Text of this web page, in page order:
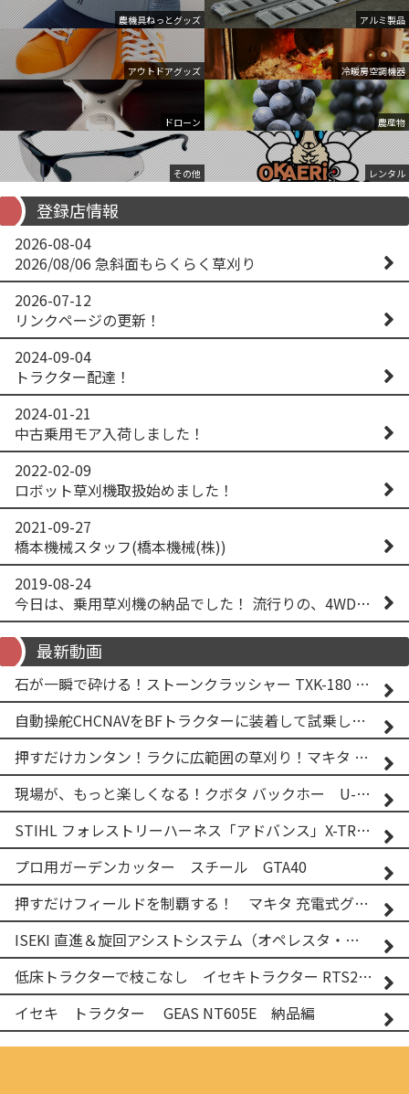
農機具ねっとグッズ アルミ製品
アウトドアグッズ 冷暖房空調機器
ドローン 農産物
その他 レンタル
登録店情報
2026-08-04
2026/08/06 急斜面もらくらく草刈り
2026-07-12
リンクページの更新！
2024-09-04
トラクター配達！
2024-01-21
中古乗用モア入荷しました！
2022-02-09
ロボット草刈機取扱始めました！
2021-09-27
橋本機械スタッフ(橋本機械(株))
2019-08-24
今日は、乗用草刈機の納品でした！ 流行りの、4WD！ #イセキアグリ #オーレック #四駆 #増税間近
最新動画
石が一瞬で砕ける！ストーンクラッシャー TXK-180 実演
自動操舵CHCNAVをBFトラクターに装着して試乗してみた！！ CHCNAV NX610
押すだけカンタン！ラクに広範囲の草刈り！マキタ バッテリー式草刈り機 MUG001G 2
現場が、もっと楽しくなる！クボタ バックホー U-25-3A
STIHL フォレストリーハーネス「アドバンス」X-TREEm
プロ用ガーデンカッター スチール GTA40
押すだけフィールドを制覇する！ マキタ 充電式グランドトリマー MUG001G
ISEKI 直進＆旋回アシストシステム（オペレスタ・ターン）搭載 イセキ 乗用田植機 PRJ8D-ZJL
低床トラクターで枝こなし イセキトラクター RTS205NS & フレールモア FNC1202F
イセキ トラクター GEAS NT605E 納品編